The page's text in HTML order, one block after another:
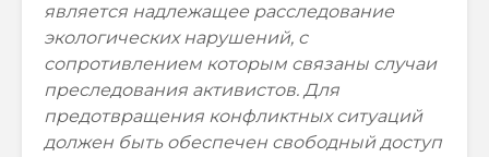
является надлежащее расследование
экологических нарушений, с
сопротивлением которым связаны случаи
преследования активистов. Для
предотвращения конфликтных ситуаций
должен быть обеспечен свободный доступ